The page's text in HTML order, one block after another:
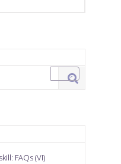
FAQs (VI)